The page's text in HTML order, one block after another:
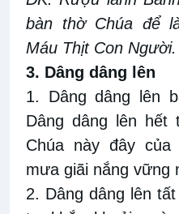
bàn thờ Chúa để
Máu Thịt Con Người.
3. Dâng dâng lên
1. Dâng dâng lên
Dâng dâng lên hết
Chúa này đây
mưa giãi nắng vững
2. Dâng dâng lên